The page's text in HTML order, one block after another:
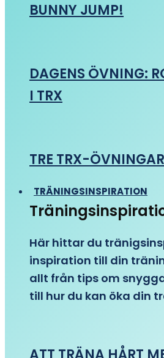
BUNNY JUMP!
DAGENS ÖVNING:
I TRX
TRE TRX-
TRÄNINGSINSPIRATION
Här hittar du
inspiration till din
allt från tips om
till hur du kan öka din